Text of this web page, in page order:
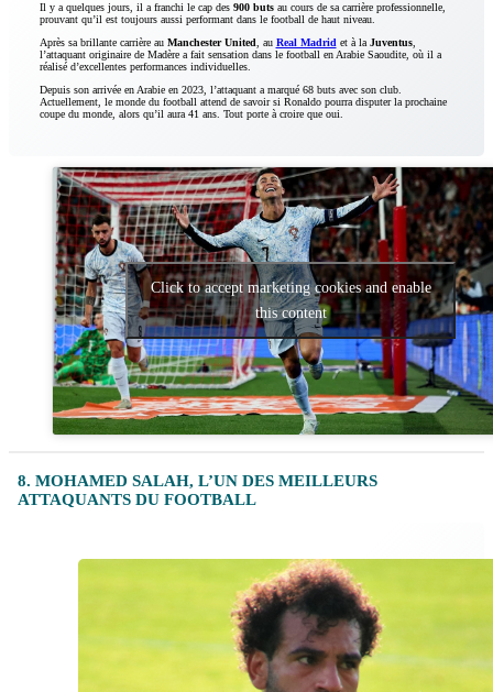
Il y a quelques jours, il a franchi le cap des 900 butsau cours de sa carrière professionnelle,
prouvant qu’il est toujours aussi performant dans le football de haut niveau.
Après sa brillante carrière au Manchester United , au Real Madrid et à la Juventus,
l’attaquant originaire de Madère a fait sensation dans le football en Arabie Saoudite, où il a
réalisé d’excellentes performances individuelles.
Depuis son arrivée en Arabie en 2023, l’attaquant a marqué 68 buts avec son club.
Actuellement, le monde du football attend de savoir si Ronaldo pourra disputer la prochaine
coupe du monde, alors qu’il aura 41 ans. Tout porte à croire que oui.
Click to accept marketing cookies and enable
this content
8. MOHAMED SALAH, L’UN DES MEILLEURS
ATTAQUANTS DU FOOTBALL